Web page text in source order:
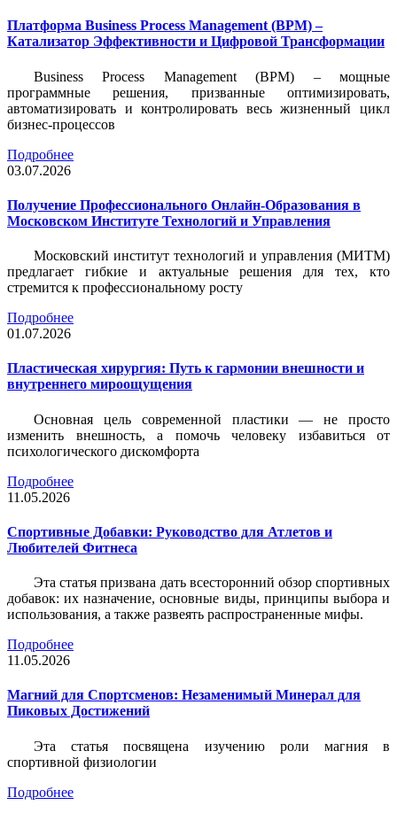
Платформа Business Process Management (BPM) –
Катализатор Эффективности и Цифровой Трансформации
Business Process Management (BPM) – мощные
программные решения, призванные оптимизировать,
автоматизировать и контролировать весь жизненный цикл
бизнес-процессов
Подробнее
03.07.2026
Получение Профессионального Онлайн-Образования в
Московском Институте Технологий и Управления
Московский институт технологий и управления (МИТМ)
предлагает гибкие и актуальные решения для тех, кто
стремится к профессиональному росту
Подробнее
01.07.2026
Пластическая хирургия: Путь к гармонии внешности и
внутреннего мироощущения
Основная цель современной пластики — не просто
изменить внешность, а помочь человеку избавиться от
психологического дискомфорта
Подробнее
11.05.2026
Спортивные Добавки: Руководство для Атлетов и
Любителей Фитнеса
Эта статья призвана дать всесторонний обзор спортивных
добавок: их назначение, основные виды, принципы выбора и
использования, а также развеять распространенные мифы.
Подробнее
11.05.2026
Магний для Спортсменов: Незаменимый Минерал для
Пиковых Достижений
Эта статья посвящена изучению роли магния в
спортивной физиологии
Подробнее